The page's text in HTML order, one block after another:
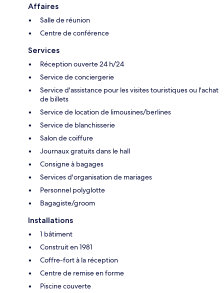
Affaires
Salle de réunion
Centre de conférence
Services
Réception ouverte 24 h/24
Service de conciergerie
Service d'assistance pour les visites touristiques ou l'achat
de billets
Service de location de limousines/berlines
Service de blanchisserie
Salon de coiffure
Journaux gratuits dans le hall
Consigne à bagages
Services d'organisation de mariages
Personnel polyglotte
Bagagiste/groom
Installations
1 bâtiment
Construit en 1981
Coffre-fort à la réception
Centre de remise en forme
Piscine couverte